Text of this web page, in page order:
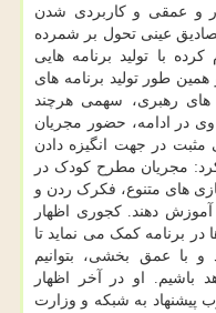
و عمقی و کاربردی شدن
عینی تحول بر شمرده
با تولید برنامه هایی
طور تولید برنامه های
های رهبری، سهمی هرچند
در ادامه، حضور مجریان
مثبت در جهت انگیزه دادن
مجریان مطرح کودک در
های متنوع، فکرک ردن و
آموزش دهند. کجوری اظهار
برنامه کمک می نماید تا
با عمق بخشی، بتوانیم
باشیم. او در آخر اظهار
به شبکه و وزارت